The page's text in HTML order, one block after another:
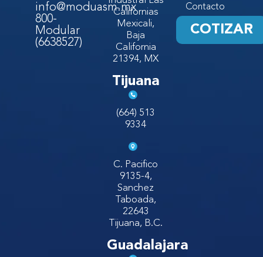
info@moduasm.mx
800-
Modular
(6638527)
Californias
Mexicali,
Baja
California
21394, MX
Tijuana
(664) 513
9334
C. Pacifico
9135-4,
Sanchez
Taboada,
22643
Tijuana, B.C.
Guadalajara
Contacto
COTIZAR